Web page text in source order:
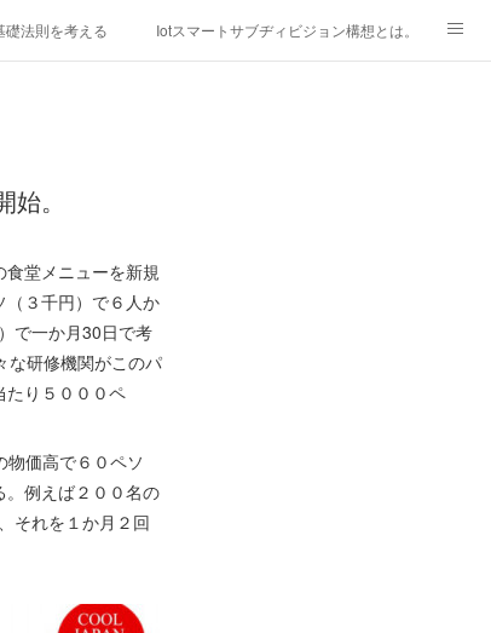
礎法則を考える Iotスマートサブヂィビジョン構想とは。
。
堂メニューを新規
（３千円）で６人か
で一か月30日で考
な研修機関がこのパ
たり５０００ペ
価高で６０ペソ
。例えば２００名の
それを１か月２回